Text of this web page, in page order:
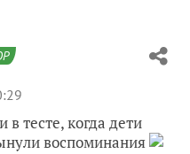
в тесте, когда дети
воспоминания